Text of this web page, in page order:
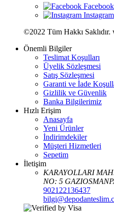
©2022 Tüm Hakkı Saklıdır.
Önemli Bilgiler
Teslimat Koşulları
Üyelik Sözleşmesi
Satış Sözleşmesi
Garanti ve İade
Gizlilik ve Güvenlik
Banka Bilgilerimiz
Hızlı Erişim
Anasayfa
Yeni Ürünler
İndirimdekiler
Müşteri Hizmetleri
Sepetim
İletişim
KARAYOLLARI
NO: 5
902122136437